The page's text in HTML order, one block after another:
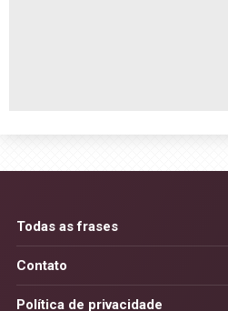
Todas as frases
Contato
Política de privacidade